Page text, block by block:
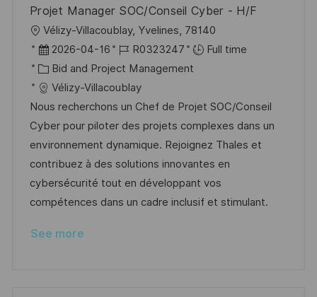
Projet Manager SOC/Conseil Cyber - H/F
L
o
c
a
t
i
o
n
Vélizy-Villacoublay, Yvelines, 78140
P
o
s
t
e
d
D
a
t
2026-04-16
J
o
b
d
R0323247
Full time
C
a
t
e
g
o
r
y
Bid and Project Management
Vélizy-Villacoublay
Nous recherchons un Chef de Projet SOC/Conseil
Cyber pour piloter des projets complexes dans un
environnement dynamique. Rejoignez Thales et
contribuez à des solutions innovantes en
cybersécurité tout en développant vos
compétences dans un cadre inclusif et stimulant.
See more